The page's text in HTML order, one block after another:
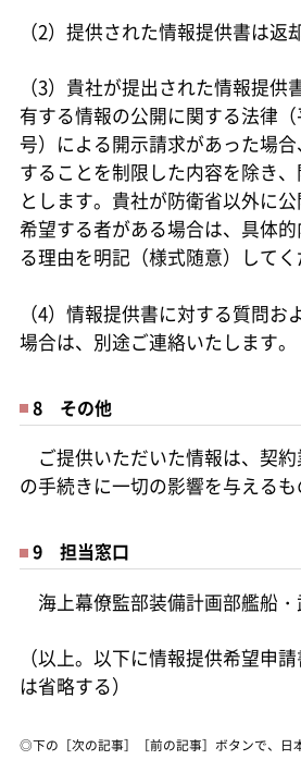
（2）提供された情報提供書は返
（3）貴社が提出された情報提供
有する情報の公開に関する法律
号）による開示請求があった場
することを制限した内容を除き
とします。貴社が防衛省以外に
希望する者がある場合は、具体
る理由を明記（様式随意）してく
（4）情報提供書に対する質問お
場合は、別途ご連絡いたします。
8 その他
ご提供いただいた情報は、契
の手続きに一切の影響を与えるも
9 担当窓口
海上幕僚監部装備計画部艦船
（以上。以下に情報提供希望申
は省略する）
◎下の［次の記事］［前の記事］ボタンで、日